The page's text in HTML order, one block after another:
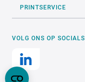
PRINTSERVICE
VOLG ONS OP SOCIALS